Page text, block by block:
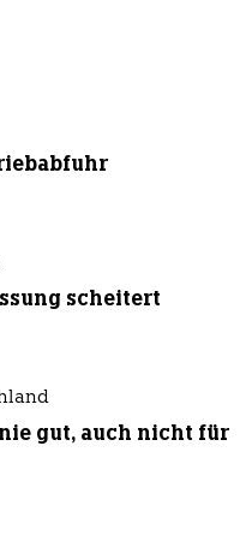
scheitert
gut, auch nicht für